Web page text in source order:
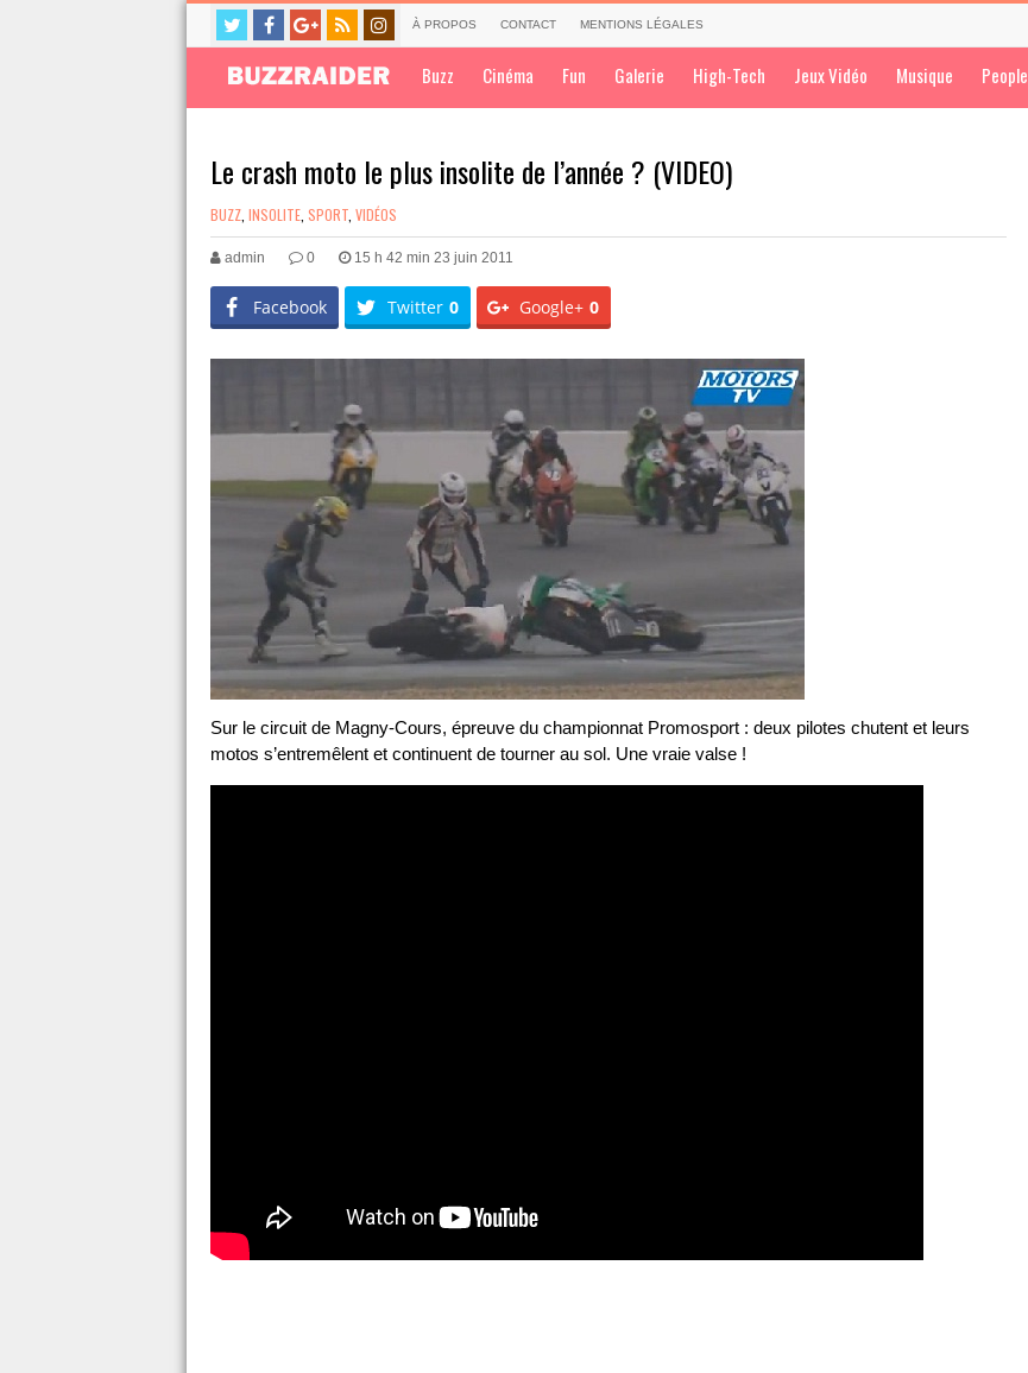
À PROPOS CONTACT MENTIONS LÉGALES
Buzz Cinéma Fun Galerie High-Tech Jeux Vidéo Musique People
Le crash moto le plus insolite de l’année ? (VIDEO)
BUZZ INSOLITE SPORT VIDÉOS
admin 0 15 h 42 min 23 juin 2011
Facebook Twitter 0 Google+ 0
Sur le circuit de Magny-Cours, épreuve du championnat Promosport : deux pilotes chutent et leurs
motos s’entremêlent et continuent de tourner au sol. Une vraie valse !